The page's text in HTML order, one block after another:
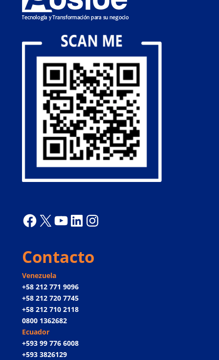
Facebook
X YouTube
LinkedIn
Instagram
Contacto
Venezuela
+58 212 771 9096
+58 212 720 7745
+58 212 710 2118
0800 1362682
Ecuador
+593 99 776 6008
+593 3826129